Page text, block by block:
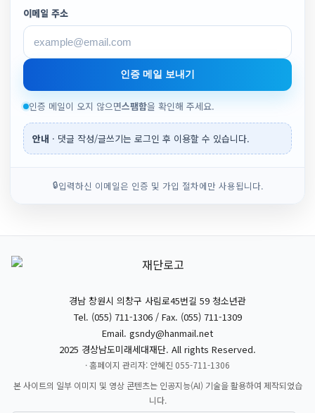
이메일 주소
인증 메일 보내기
인증 메일이 오지 않으면스팸함을 확인해 주세요.
안내 · 댓글 작성/글쓰기는 로그인 후 이용할 수 있습니다.
🔒입력하신 이메일은 인증 및 가입 절차에만 사용됩니다.
경남 창원시 의창구 사림로45번길 59 청소년관
Tel. (055) 711-1306 / Fax. (055) 711-1309
Email. gsndy@hanmail.net
2025 경상남도미래세대재단. All rights Reserved.
· 홈페이지 관리자: 안혜진 055-711-1306
본 사이트의 일부 이미지 및 영상 콘텐츠는 인공지능(AI) 기술을 활용하여 제작되었습
니다.